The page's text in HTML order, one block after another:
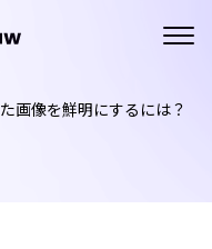
画像を鮮明にするには？